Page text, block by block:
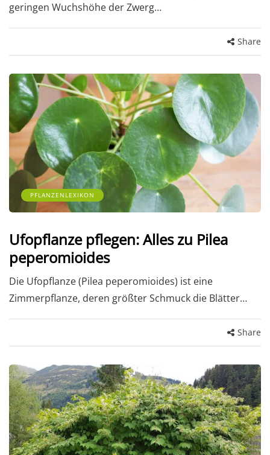
geringen Wuchshöhe der Zwerg…
Share
PFLANZENLEXIKON
Ufopflanze pflegen: Alles zu Pilea
peperomioides
Die Ufopflanze (Pilea peperomioides) ist eine
Zimmerpflanze, deren größter Schmuck die Blätter…
Share